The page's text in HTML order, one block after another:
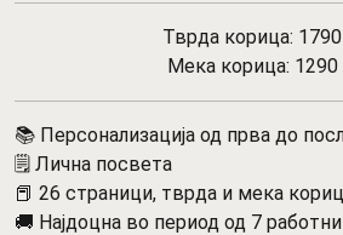
Тврда корица:
Мека корица: 1290
📚 Персонализација од прва до
🗒️ Лична посвета
📕 26 страници, тврда и мека
🚚 Најдоцна во период од 7